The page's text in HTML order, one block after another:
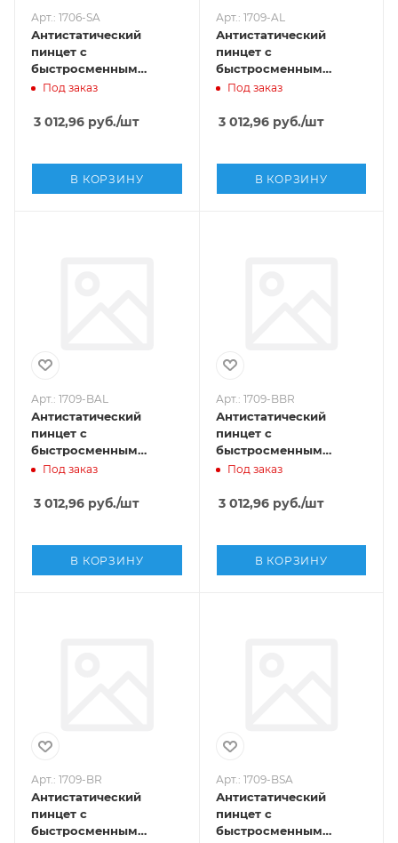
Арт.: 1706-SA
Антистатический
пинцет с
быстросменным
наконечником SMD ,
Под заказ
3 012,96 руб./шт
В КОРЗИНУ
Арт.: 1709-AL
Антистатический
пинцет с
быстросменным
наконечником SMD ,
Под заказ
3 012,96руб./шт
В КОРЗИНУ
Арт.: 1709-BAL
Антистатический
пинцет с
быстросменным
наконечником SMD ,
Под заказ
3 012,96 руб./шт
В КОРЗИНУ
Арт.: 1709-BBR
Антистатический
пинцет с
быстросменным
наконечником SMD ,
Под заказ
3 012,96руб./шт
В КОРЗИНУ
Арт.: 1709-BR
Антистатический
пинцет с
быстросменным
Арт.: 1709-BSA
Антистатический
пинцет с
быстросменным